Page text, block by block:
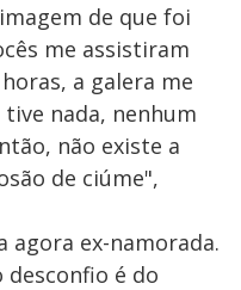
de que foi
me assistiram
a galera me
tive nada, nenhum
não existe a
de ciúme",
agora ex-namorada.
desconfio é do